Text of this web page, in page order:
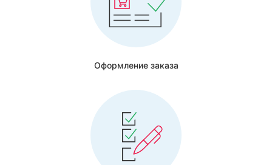
Оформление заказа